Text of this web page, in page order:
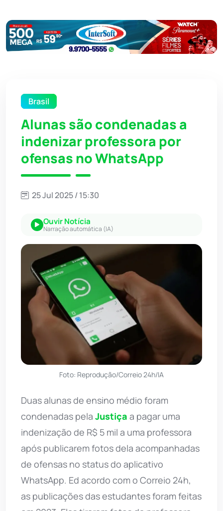
Brasil
Alunas são condenadas a
indenizar professora por
ofensas no WhatsApp
25 Jul 2025 / 15:30
Ouvir Notícia
Narração automática (IA)
Foto: Reprodução/Correio 24h/IA
Duas alunas de ensino médio foram
condenadas pela Justiça a pagar uma
indenização de R$ 5 mil a uma professora
após publicarem fotos dela acompanhadas
de ofensas no status do aplicativo
WhatsApp. Ed acordo com o Correio 24h,
as publicações das estudantes foram feitas